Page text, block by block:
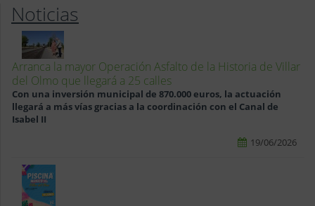
Noticias
Arranca la mayor Operación Asfalto de la Historia de Villar
del Olmo que llegará a 25 calles
Con una inversión municipal de 870.000 euros, la actuación
llegará a más vías gracias a la coordinación con el Canal de
Isabel II
19/06/2026